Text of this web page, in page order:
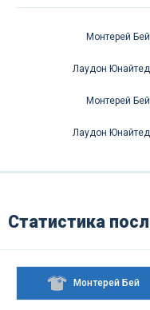
Монтерей Бей
Лаудон Юнайтед
Монтерей Бей
Лаудон Юнайтед
Статистика
Монтерей Бей